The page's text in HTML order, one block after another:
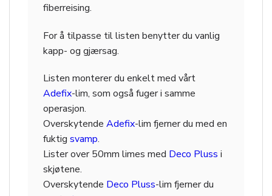
fiberreising.
For å tilpasse til listen benytter du vanlig
kapp- og gjærsag.
Listen monterer du enkelt med vårt
Adefix-lim, som også fuger i samme
operasjon.
Overskytende Adefix-lim fjerner du med en
fuktig svamp.
Lister over 50mm limes med Deco Pluss i
skjøtene.
Overskytende Deco Pluss-lim fjerner du